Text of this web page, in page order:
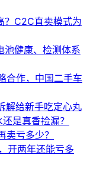
？C2C直卖模式为
池健康、检测体系
合作，中国二手车
解给新手吃定心丸
是真香捡漏？
亏多少？
开两年还能亏多